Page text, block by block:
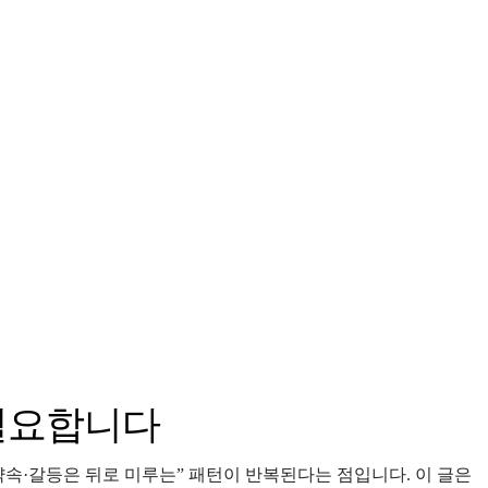
요합니다
·갈등은 뒤로 미루는” 패턴이 반복된다는 점입니다. 이 글은